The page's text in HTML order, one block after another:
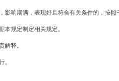
影响期满，表现好且符合有关条件的，按
本规定制定相关规定。
解释。
。